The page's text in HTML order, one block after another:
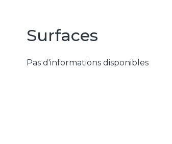
Surfaces
Pas d'informations disponibles